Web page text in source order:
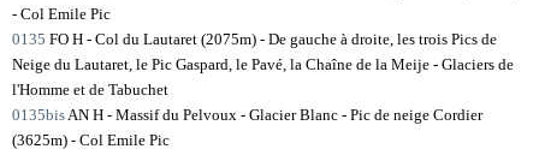
- Col Emile Pic
0135 FO H - Col du Lautaret (2075m) - De gauche à droite, les trois Pics de
Neige du Lautaret, le Pic Gaspard, le Pavé, la Chaîne de la Meije - Glaciers de
l'Homme et de Tabuchet
0135bisAN H - Massif du Pelvoux - Glacier Blanc - Pic de neige Cordier
(3625m) - Col Emile Pic